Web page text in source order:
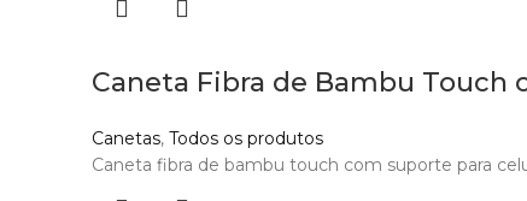
Caneta Fibra de Bambu Touch
Canetas, Todos os produtos
Caneta fibra de bambu touch com suporte para